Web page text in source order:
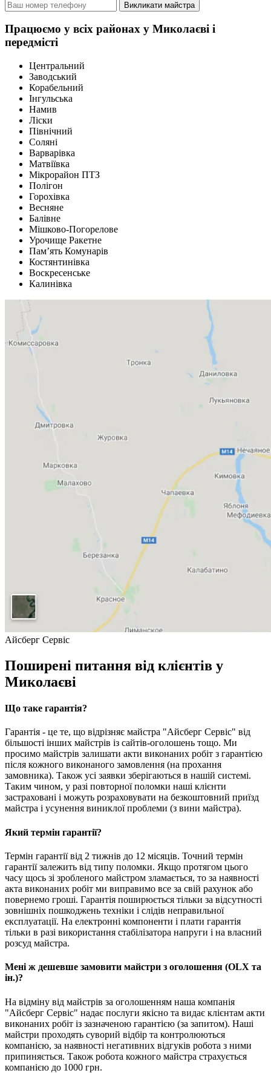
Викликати майстра
Працюємо у всіх районах у Миколаєві і
передмісті
Центральний
Заводський
Корабельний
Інгульська
Намив
Ліски
Північний
Соляні
Варварівка
Матвіївка
Мікрорайон ПТЗ
Полігон
Горохівка
Весняне
Балівне
Мішково-Погорелове
Урочище Ракетне
Пам’ять Комунарів
Костянтинівка
Воскресенське
Калинівка
Айсберг Сервіс
Поширені питання від клієнтів у
Миколаєві
Що таке гарантія?
Гарантія - це те, що відрізняє майстра "Айсберг Сервіс" від
більшості інших майстрів із сайтів-оголошень тощо. Ми
просимо майстрів залишати акти виконаних робіт з гарантією
після кожного виконаного замовлення (на прохання
замовника). Також усі заявки зберігаються в нашій системі.
Таким чином, у разі повторної поломки наші клієнти
застраховані і можуть розраховувати на безкоштовний приїзд
майстра і усунення виниклої проблеми (з вини майстра).
Який термін гарантії?
Термін гарантії від 2 тижнів до 12 місяців. Точний термін
гарантії залежить від типу поломки. Якщо протягом цього
часу щось зі зробленого майстром зламається, то за наявності
акта виконаних робіт ми виправимо все за свій рахунок або
повернемо гроші. Гарантія поширюється тільки за відсутності
зовнішніх пошкоджень техніки і слідів неправильної
експлуатації. На електронні компоненти і плати гарантія
тільки в разі використання стабілізатора напруги і на власний
розсуд майстра.
Мені ж дешевше замовити майстри з оголошення (OLX та
ін.)?
На відміну від майстрів за оголошенням наша компанія
"Айсберг Сервіс" надає послуги якісно та видає клієнтам акти
виконаних робіт із зазначеною гарантією (за запитом). Наші
майстри проходять суворий відбір та контролюються
компанією, за наявності негативних відгуків робота з ними
припиняється. Також робота кожного майстра страхується
компанією до 1000 грн.